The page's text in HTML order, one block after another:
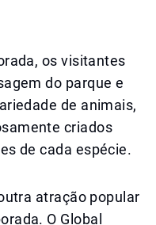
os visitantes
do parque e
de animais,
criados
de cada espécie.
atração popular
O Global